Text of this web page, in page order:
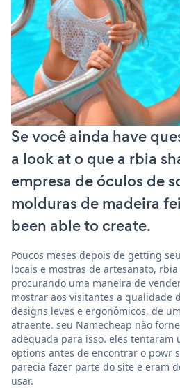
Se você ainda have
a look at o que a rbia
empresa de óculos de
molduras de madeira
been able to create.
Poucos meses depois de getting
locais e mostras de artesanato, rbia
procurando uma maneira de
mostrar aos visitantes a qualidade
designs leves e ergonômicos, de
atraente. seu Namecheap não
adequada para isso. eles tentaram
options antes de encontrar o powr
parecia fazer parte do site e eram
usar.